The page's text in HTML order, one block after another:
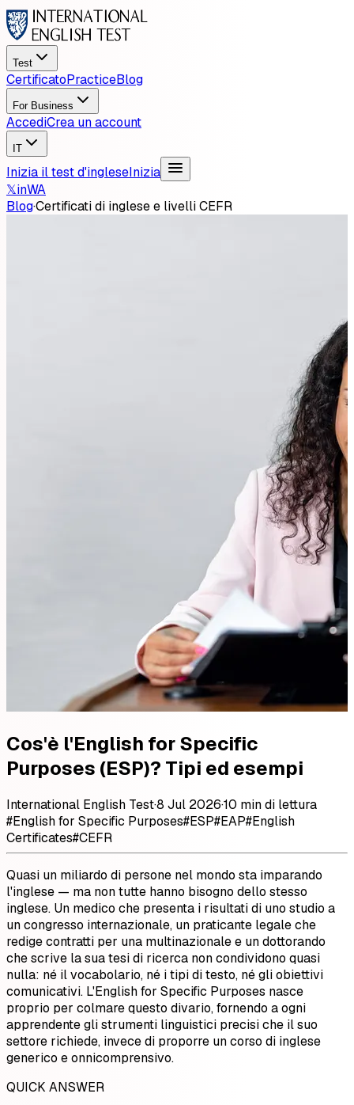
Test
CertificatoPracticeBlog
For Business
AccediCrea un account
IT
Inizia il test d'ingleseInizia
𝕏inWA
Blog·Certificati di inglese e livelli CEFR
Cos'è l'English for Specific
Purposes (ESP)? Tipi ed esempi
International English Test·8 Jul 2026·10 min di lettura
#English for Specific Purposes#ESP#EAP#English
Certificates#CEFR
Quasi un miliardo di persone nel mondo sta imparando
l'inglese — ma non tutte hanno bisogno dello stesso
inglese. Un medico che presenta i risultati di uno studio a
un congresso internazionale, un praticante legale che
redige contratti per una multinazionale e un dottorando
che scrive la sua tesi di ricerca non condividono quasi
nulla: né il vocabolario, né i tipi di testo, né gli obiettivi
comunicativi. L'English for Specific Purposes nasce
proprio per colmare questo divario, fornendo a ogni
apprendente gli strumenti linguistici precisi che il suo
settore richiede, invece di proporre un corso di inglese
generico e onnicomprensivo.
QUICK ANSWER